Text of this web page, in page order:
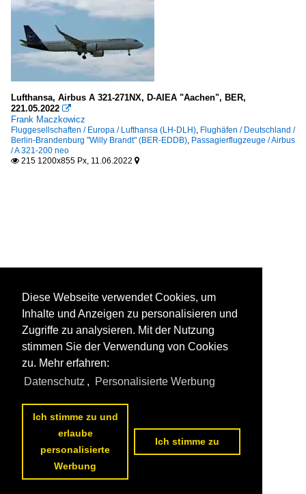
Lufthansa, Airbus A 321-271NX, D-AIEA "Aachen", BER,
221.05.2022 
Frank Maczkowicz
Fluggesellschaften / Europa / Lufthansa (LH-DLH), Flughäfen / Deutschland /
Berlin-Brandenburg "Willy Brandt" (BER-EDDB), Passagierflugzeuge / Airbus
/ A 321-200 neo
 215 1200x855 Px, 11.06.2022 
Diese Webseite verwendet Cookies, um
Inhalte und Anzeigen zu personalisieren und
Zugriffe zu analysieren. Mit der Nutzung
stimmen Sie der Verwendung von Cookies
zu. Mehr erfahren:
Datenschutz , Personalisierte Werbung
Ich stimme zu und
erlaube
personalisierte
Werbung
Ich stimme zu